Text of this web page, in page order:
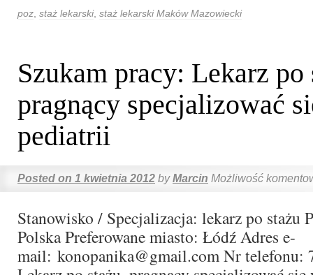
poz staż lekarski, staż lekarski Maków Mazowiecki
Szukam pracy: Lekarz po
pragnący specjalizować
pediatrii
Posted on 1 kwietnia 2012 by Marcin Możliwość
Stanowisko / Specjalizacja: lekarz po stażu
Polska Preferowane miasto: Łódź Adres e-
mail: konopanika@gmail.com Nr telefonu: